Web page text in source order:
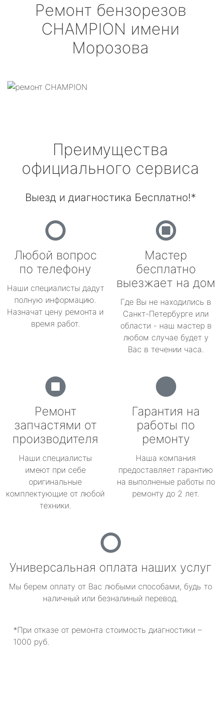
Ремонт бензорезов
CHAMPION имени
Морозова
Преимущества
официального сервиса
Выезд и диагностика Бесплатно!*
Любой вопрос
по телефону
Наши специалисты дадут
полную информацию.
Назначат цену ремонта и
время работ.
Мастер
бесплатно
выезжает на дом
Где Вы не находились в
Санкт-Петербурге или
области - наш мастер в
любом случае будет у
Вас в течении часа.
Ремонт
запчастями от
производителя
Наши специалисты
имеют при себе
оригинальные
комплектующие от любой
техники.
Гарантия на
работы по
ремонту
Наша компания
предоставляет гарантию
на выполненые работы по
ремонту до 2 лет.
Универсальная оплата наших услуг
Мы берем оплату от Вас любыми способами, будь то
наличный или безналиный перевод.
*При отказе от ремонта стоимость диагностики –
1000 руб.